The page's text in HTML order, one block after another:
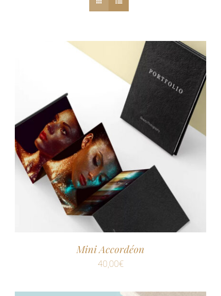
Mini Accordéon
40,00€